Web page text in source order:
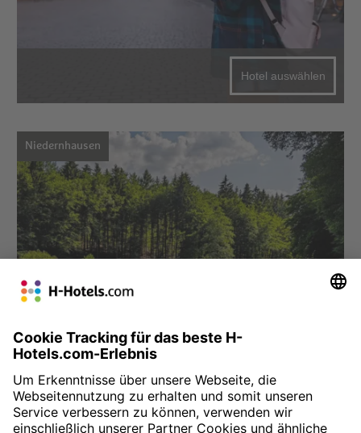
Hotel auswählen
Niedernhausen